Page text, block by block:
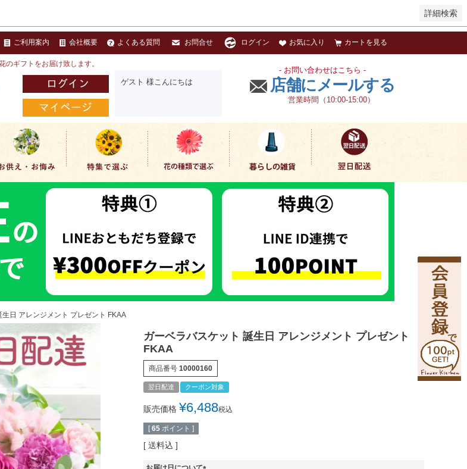
詳細検索
ご利用案内 会社概要 よくある質問 お問合せ ログイン お気に入り カートを見る
のギフトをお届け致します。
ゲスト 様こんにちは
- お問い合わせはこちら -
店舗にメールする
営業時間（10:00-15:00）
日 アレンジメント プレゼント FKAA
ガーベラバスケット 誕生日 アレンジメント プレゼント
FKAA
商品番号 10000160
翌日配達 クーポン対象
販売価格 ¥6,488税込
[ 65 ポイント ]
送料込